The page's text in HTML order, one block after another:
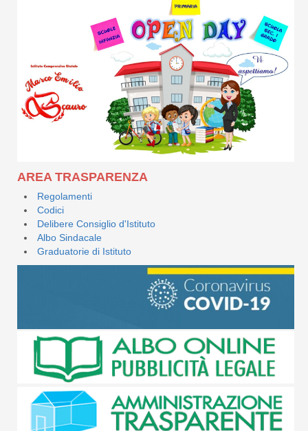
AREA TRASPARENZA
Regolamenti
Codici
Delibere Consiglio d'Istituto
Albo Sindacale
Graduatorie di Istituto